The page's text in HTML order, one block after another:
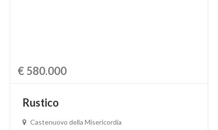
€ 580.000
Rustico
Castenuovo della Misericordia